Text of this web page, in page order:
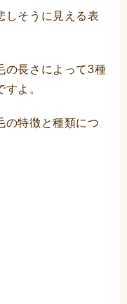
しそうに見える表
の長さによって3種
よ。
の特徴と種類につ